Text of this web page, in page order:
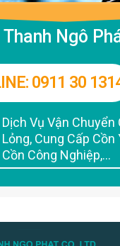
Thanh Ngô
0911 30
Dịch Vụ Vận Chuyển
Lỏng, Cung Cấp Cồn
Cồn Công Nghiệp,...